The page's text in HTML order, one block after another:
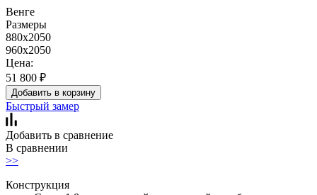
Венге
Размеры
880x2050
960x2050
Цена:
51 800 ₽
Добавить в корзину
Быстрый замер
Добавить в сравнение
В сравнении
>>
Конструкция